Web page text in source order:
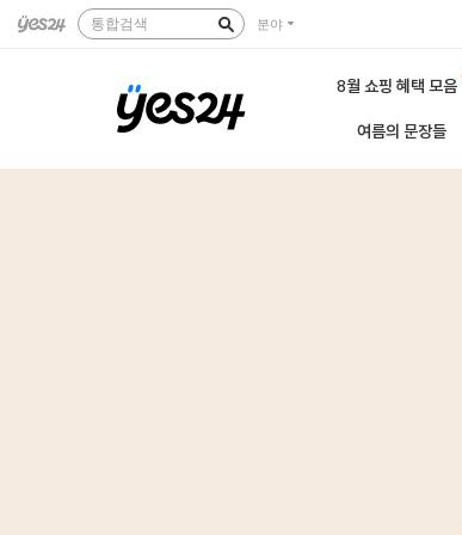
통합검색 분야
8월 쇼핑 혜택 모음
여름의 문장들